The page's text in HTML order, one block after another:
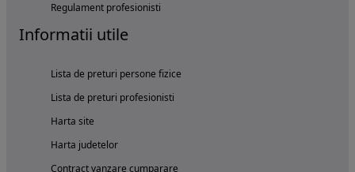
Regulament profesionisti
Informatii utile
Lista de preturi persone fizice
Lista de preturi profesionisti
Harta site
Harta judetelor
Contract vanzare cumparare